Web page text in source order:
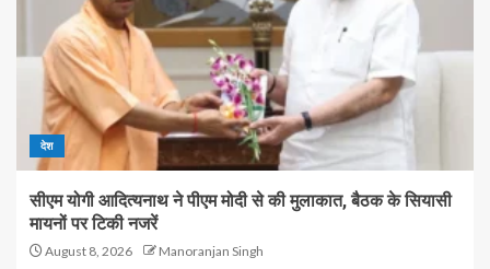
देश
सीएम योगी आदित्यनाथ ने पीएम मोदी से की मुलाकात, बैठक के सियासी
मायनों पर टिकी नजरें
August 8, 2026 Manoranjan Singh